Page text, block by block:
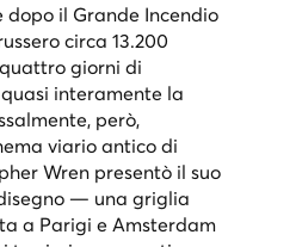
dopo il Grande Incendio
circa 13.200
giorni di
interamente la
però,
viario antico di
Wren presentò il suo
— una griglia
a Parigi e Amsterdam